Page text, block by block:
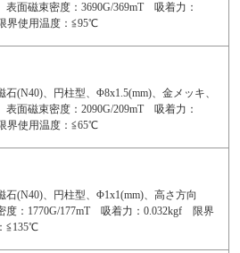
面磁束密度：3690G/369mT 吸着力：
界使用温度：≦95℃
石(N40)、円柱型、Φ8x1.5(mm)、金メッキ、
面磁束密度：2090G/209mT 吸着力：
界使用温度：≦65℃
石(N40)、円柱型、Φ1x1(mm)、高さ方向
度：1770G/177mT 吸着力：0.032kgf 限界
≦135℃